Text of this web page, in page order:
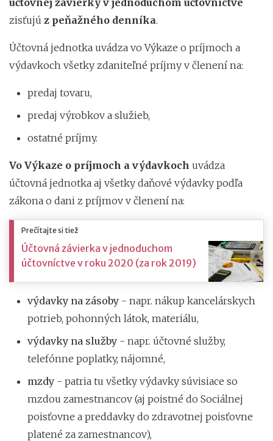
zisťujú z peňažného denníka.
Účtovná jednotka uvádza vo Výkaze o príjmoch a
výdavkoch všetky zdaniteľné príjmy v členení na:
predaj tovaru,
predaj výrobkov a služieb,
ostatné príjmy.
Vo Výkaze o príjmoch a výdavkoch uvádza
účtovná jednotka aj všetky daňové výdavky podľa
zákona o dani z príjmov v členení na:
Prečítajte si tiež
Účtovná závierka v jednoduchom
účtovníctve v roku 2020 (za rok 2019)
výdavky na zásoby - napr. nákup kancelárskych
potrieb, pohonných látok, materiálu,
výdavky na služby - napr. účtovné služby,
telefónne poplatky, nájomné,
mzdy - patria tu všetky výdavky súvisiace so
mzdou zamestnancov (aj poistné do Sociálnej
poisťovne a preddavky do zdravotnej poisťovne
platené za zamestnancov),